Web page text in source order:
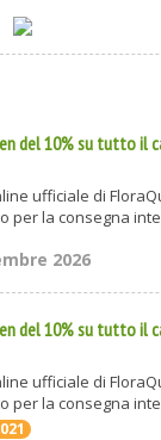
del 10% su tutto il
ufficiale di
per la consegna
2026
del 10% su tutto il
ufficiale di
per la consegna